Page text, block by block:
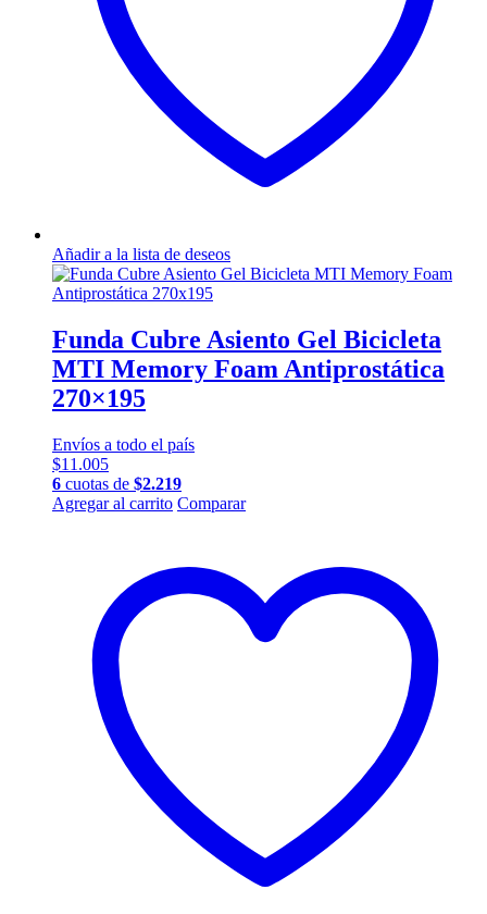
Añadir a la lista de deseos
Funda Cubre Asiento Gel Bicicleta
MTI Memory Foam Antiprostática
270×195
Envíos a todo el país
$11.005
6 cuotas de $2.219
Agregar al carrito Comparar